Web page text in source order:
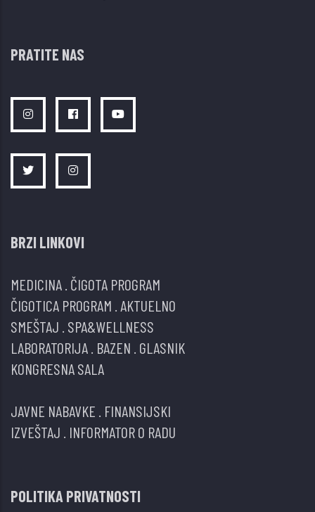
PRATITE NAS
BRZI LINKOVI
MEDICINA ČIGOTA PROGRAM
ČIGOTICA PROGRAM AKTUELNO
SMEŠTAJ SPA&WELLNESS
LABORATORIJA BAZEN GLASNIK
KONGRESNA SALA
JAVNE NABAVKE FINANSIJSKI
IZVEŠTAJ INFORMATOR O RADU
POLITIKA PRIVATNOSTI